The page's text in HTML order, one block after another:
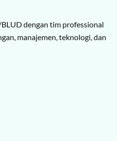
dengan tim professional
manajemen, teknologi, dan